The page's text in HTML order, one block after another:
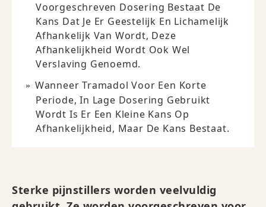
Voorgeschreven Dosering Bestaat De
Kans Dat Je Er Geestelijk En Lichamelijk
Afhankelijk Van Wordt, Deze
Afhankelijkheid Wordt Ook Wel
Verslaving Genoemd.
Wanneer Tramadol Voor Een Korte
Periode, In Lage Dosering Gebruikt
Wordt Is Er Een Kleine Kans Op
Afhankelijkheid, Maar De Kans Bestaat.
Sterke pijnstillers worden veelvuldig